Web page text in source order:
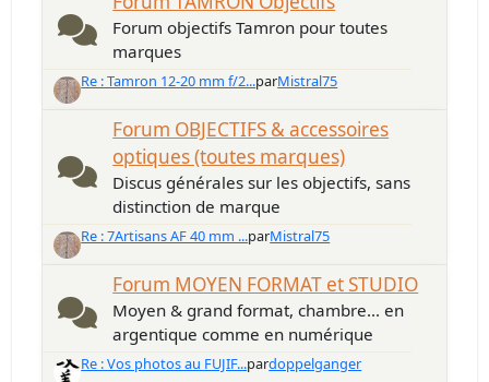
Forum objectifs Tamron pour toutes
marques
Re : Tamron 12-20 mm f/2...parMistral75
Forum OBJECTIFS & accessoires
optiques (toutes marques)
Discus générales sur les objectifs, sans
distinction de marque
Re : 7Artisans AF 40 mm ...parMistral75
Forum MOYEN FORMAT et STUDIO
Moyen & grand format, chambre... en
argentique comme en numérique
Re : Vos photos au FUJIF...pardoppelganger